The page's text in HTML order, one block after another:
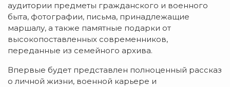
аудитории предметы гражданского и военного
быта, фотографии, письма, принадлежащие
маршалу, а также памятные подарки от
высокопоставленных современников,
переданные из семейного архива.
Впервые будет представлен полноценный рассказ
о личной жизни, военной карьере и